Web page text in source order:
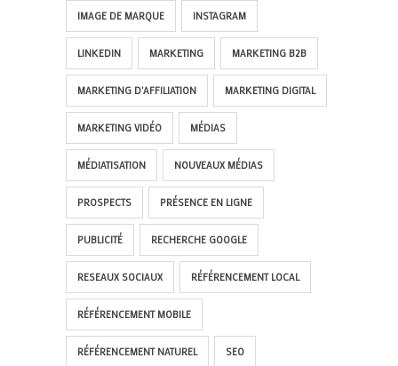
IMAGE DE MARQUE INSTAGRAM
LINKEDIN MARKETING MARKETING B2B
MARKETING D'AFFILIATION MARKETING DIGITAL
MARKETING VIDÉO MÉDIAS
MÉDIATISATION NOUVEAUX MÉDIAS
PROSPECTS PRÉSENCE EN LIGNE
PUBLICITÉ RECHERCHE GOOGLE
RESEAUX SOCIAUX RÉFÉRENCEMENT LOCAL
RÉFÉRENCEMENT MOBILE
RÉFÉRENCEMENT NATUREL SEO